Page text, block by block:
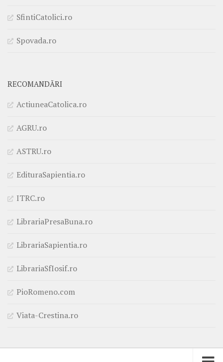
SfintiCatolici.ro
Spovada.ro
RECOMANDĂRI
ActiuneaCatolica.ro
AGRU.ro
ASTRU.ro
EdituraSapientia.ro
ITRC.ro
LibrariaPresaBuna.ro
LibrariaSapientia.ro
LibrariaSfIosif.ro
PioRomeno.com
Viata-Crestina.ro